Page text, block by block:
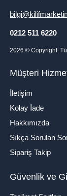
0212 511 6220
2026 © Copyright.
Müşteri
İletişim
Kolay İade
Hakkımızda
Sıkça Sorulan
Sipariş Takip
Güvenlik ve